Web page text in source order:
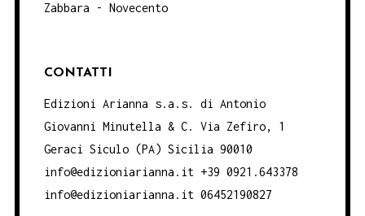
Zabbara - Novecento
CONTATTI
Edizioni Arianna s.a.s. di Antonio
Giovanni Minutella & C. Via Zefiro, 1
Geraci Siculo (PA) Sicilia 90010
info@edizioniarianna.it +39 0921.643378
info@edizioniarianna.it 06452190827